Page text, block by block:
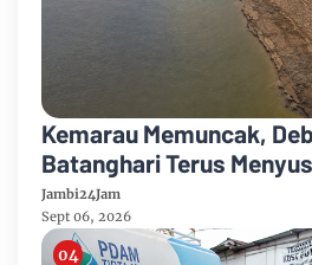
Kemarau Memuncak,
Batanghari Terus
Hadapi Ancaman Krisis
Karhutla
Jambi24Jam
Sept 06, 2026